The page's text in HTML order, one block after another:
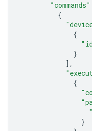
"commands"
{
{
}
],
{
}